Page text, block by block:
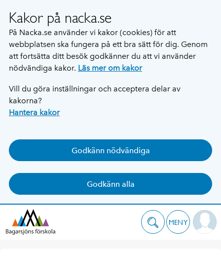
Kakor på nacka.se
På Nacka.se använder vi kakor (cookies) för att
webbplatsen ska fungera på ett bra sätt för dig. Genom
att fortsätta ditt besök godkänner du att vi använder
nödvändiga kakor. Läs mer om kakor
Vill du göra inställningar och acceptera delar av
kakorna?
Hantera kakor
Godkänn nödvändiga
Godkänn alla
MENY